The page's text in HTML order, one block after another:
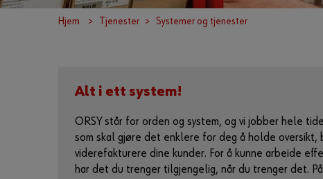
Hjem Tjenester Systemer og tjenester
Alt i ett system!
ORSY står for orden og system, og vi jobber hele
som skal gjøre det enklere for deg å holde oversikt,
viderefakturere dine kunder. For å kunne arbeide
har det du trenger tilgjengelig, når du trenger det.